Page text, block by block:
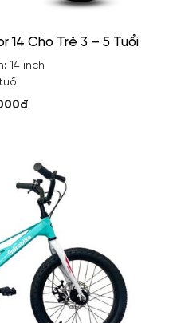
14 Cho Trẻ 3 – 5 Tuổi
14 inch